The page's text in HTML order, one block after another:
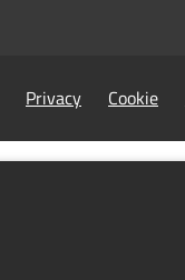
Privacy Cookie